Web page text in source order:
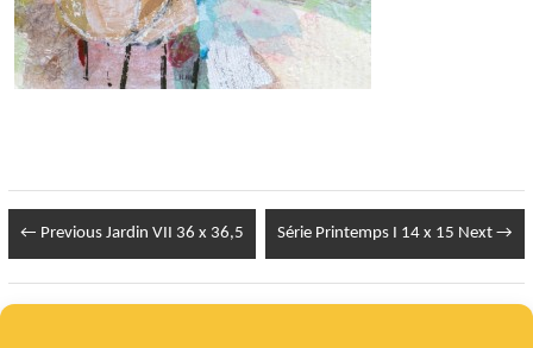
← PreviousJardin VII 36 x 36,5 Série Printemps I 14 x 15 Next →